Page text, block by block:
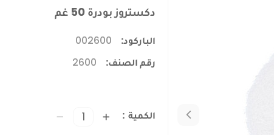
دكستروز بودرة 50 غم
الباركود:
002600
رقم الصنف:
2600
الكمية